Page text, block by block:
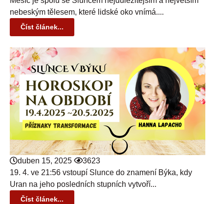
nebeským tělesem, které lidské oko vnímá....
Číst článek...
duben 15, 2025
3623
19. 4. ve 21:56 vstoupí Slunce do znamení Býka, kdy
Uran na jeho posledních stupních vytvoří...
Číst článek...